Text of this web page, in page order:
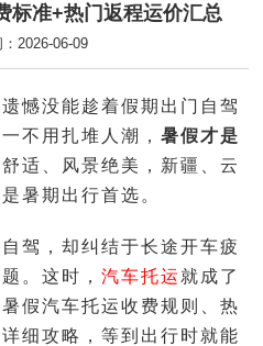
标准+热门返程运价汇总
2026-06-09
憾没能趁着假期出门自驾
不用扎堆人潮，暑假才是
舒适、风景绝美，新疆、云
暑期出行首选。
驾，却纠结于长途开车疲
。这时，汽车托运 就成了
假汽车托运收费规则、热
细攻略，等到出行时就能